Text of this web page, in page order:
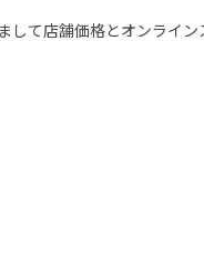
て店舗価格とオンライン